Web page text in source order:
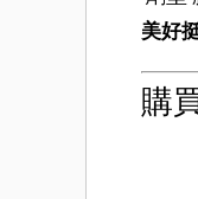
美好
購